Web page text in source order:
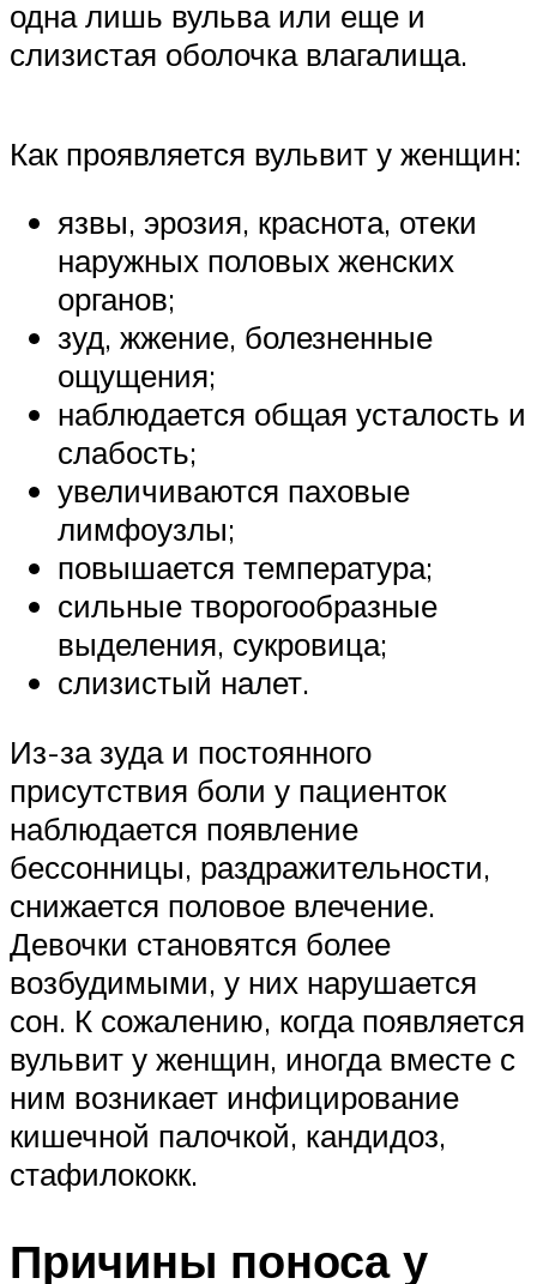
одна лишь вульва или еще и
слизистая оболочка влагалища.
Как проявляется вульвит у женщин:
язвы, эрозия, краснота, отеки
наружных половых женских
органов;
зуд, жжение, болезненные
ощущения;
наблюдается общая усталость и
слабость;
увеличиваются паховые
лимфоузлы;
повышается температура;
сильные творогообразные
выделения, сукровица;
слизистый налет.
Из-за зуда и постоянного
присутствия боли у пациенток
наблюдается появление
бессонницы, раздражительности,
снижается половое влечение.
Девочки становятся более
возбудимыми, у них нарушается
сон. К сожалению, когда появляется
вульвит у женщин, иногда вместе с
ним возникает инфицирование
кишечной палочкой, кандидоз,
стафилококк.
Причины поноса у